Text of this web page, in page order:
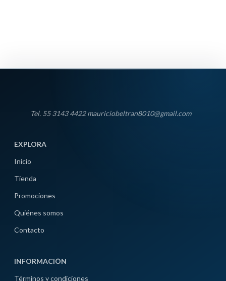
Tel. 55 3143 4422 mauriciobeltran8010@gmail.com
EXPLORA
Inicio
Tienda
Promociones
Quiénes somos
Contacto
INFORMACIÓN
Términos y condiciones